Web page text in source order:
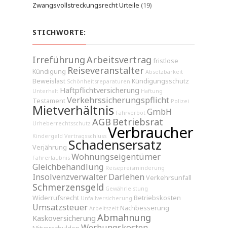
Zwangsvollstreckungsrecht Urteile (19)
STICHWORTE:
IrreführungArbeitsvertrag fristlose
Kündigung Reiseveranstalter Absetzbarkeit
Beweislast Schönheitsreparaturen Kündigungsschutz
Unterhalt Haftpflichtversicherung Haftung
TestamentVerkehrssicherungspflicht Polizei
Mietverhältnis Fahrverbot GmbH
Urheberrechtsschutz AGB Betriebsrat
Kindergeld Vertragsschluss Verbraucher
Verjährung Schadensersatz
Fahrerlaubnis Wohnungseigentümer
Gleichbehandlung Reisepreisminderung
InsolvenzverwalterDarlehen Verkehrsunfall
Schmerzensgeld Gewährleistung
Widerrufsrecht Unfallversicherung Betriebskosten
Umsatzsteuer Arbeitszeit Nachbesserung
Kaskoversicherung Abmahnung